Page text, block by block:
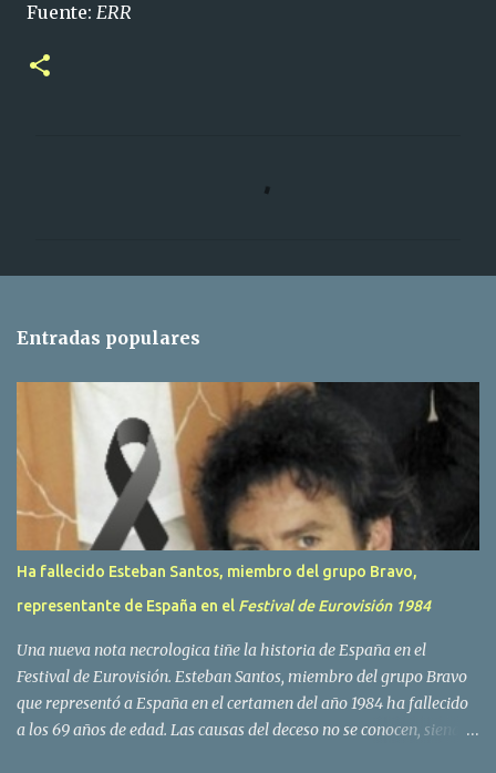
Fuente: ERR
r
s
Entradas populares
Ha fallecido Esteban Santos, miembro del grupo Bravo,
representante de España en el Festival de Eurovisión 1984
Una nueva nota necrologica tiñe la historia de España en el
Festival de Eurovisión. Esteban Santos, miembro del grupo Bravo
que representó a España en el certamen del año 1984 ha fallecido
a los 69 años de edad. Las causas del deceso no se conocen, siendo